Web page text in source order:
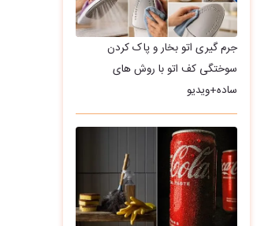
جرم گیری اتو بخار و پاک کردن
سوختگی کف اتو با روش های
ساده+ویدیو